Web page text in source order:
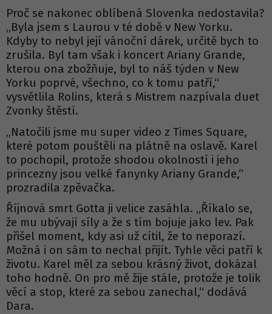
Proč se nakonec oblíbená Slovenka nedostavila?
„Byla jsem s Laurou v té době v New Yorku.
Kdyby to nebyl její vánoční dárek, určitě bych to
zrušila. Byl tam však i koncert Ariany Grande,
kterou ona zbožňuje, byl to náš týden v New
Yorku poprvé, všechno, co k tomu patří,“
vysvětlila Rolins, která s Mistrem nazpívala duet
Zvonky štěstí.
„Natočili jsme mu super video z Times Square,
které potom pouštěli na plátně na oslavě. Karel
to pochopil, protože shodou okolností i jeho
princezny jsou velké fanynky Ariany Grande,“
prozradila zpěvačka.
Říjnová smrt Gotta ji velice zasáhla. „Říkalo se,
že mu ubývají síly a že s tím bojuje jako lev. Pak
přišel moment, kdy asi už cítil, že to neporazí.
Možná i on sám to nechal přijít. Tyhle věci patří k
životu. Karel měl za sebou krásný život, dokázal
toho hodně. On pro mě žije stále, protože je tolik
věcí a stop, které za sebou zanechal,“ dodává
Dara.